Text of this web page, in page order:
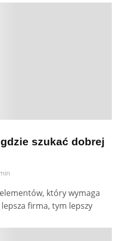
szukać dobrej
który wymaga
firma, tym lepszy